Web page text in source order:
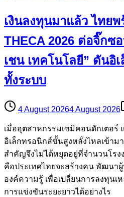
เงินลงทุนมาแล้ว ไทย
THECA 2026 ต่อจิ๊กซ
เชน เทคโนโลยี” ดันอิ
ทั้งระบบ
4 August 20264 August 2026
เมื่ออุตสาหกรรมเซมิคอนดักเตอร์
อิเล็กทรอนิกส์ขั้นสูงหลั่งไหลเข้าม
สำคัญจึงไม่ได้หยุดอยู่ที่จำนวนโร
คือประเทศไทยจะสร้างคน พัฒนา
องค์ความรู้ เพื่อเปลี่ยนการลงทุนเ
การแข่งขันระยะยาวได้อย่างไร